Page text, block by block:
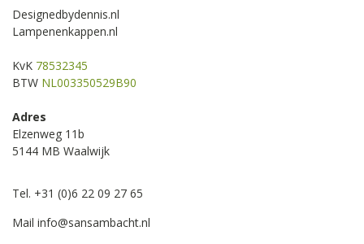
Designedbydennis.nl
Lampenenkappen.nl
KvK 78532345
BTW NL003350529B90
Adres
Elzenweg 11b
5144 MB Waalwijk
Tel. +31 (0)6 22 09 27 65
Mail info@sansambacht.nl